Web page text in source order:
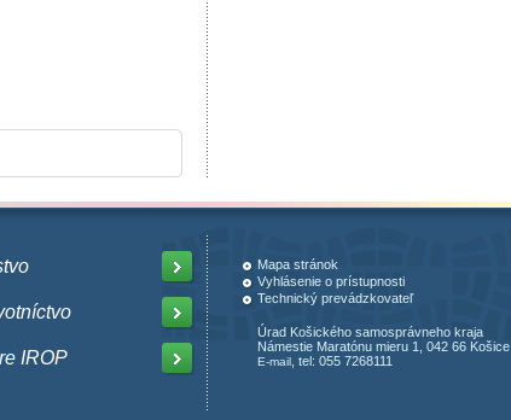
IROP
Mapa stránok
Vyhlásenie o prístupnosti
Technický prevádzkovateľ
Úrad Košického samosprávneho kraja
Námestie Maratónu mieru 1, 042 66 Košice
E-mail , tel: 055 7268111